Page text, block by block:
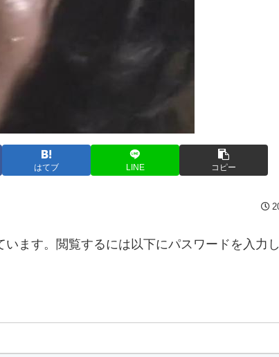
はてブ LINE コピー
ます。閲覧するには以下にパスワードを入力